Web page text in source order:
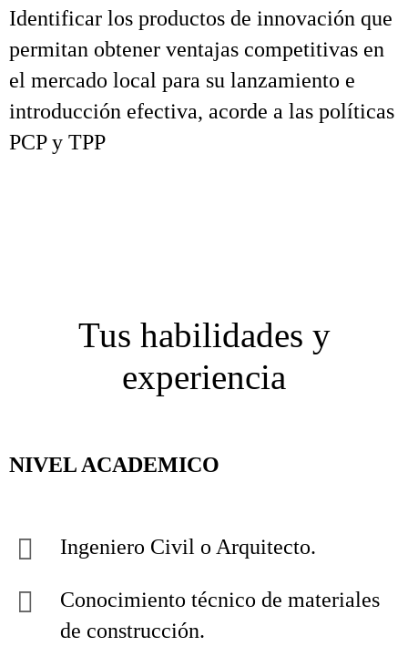
Identificar los productos de innovación que
permitan obtener ventajas competitivas en
el mercado local para su lanzamiento e
introducción efectiva, acorde a las políticas
PCP y TPP
Tus habilidades y
experiencia
NIVEL ACADEMICO
Ingeniero Civil o Arquitecto.
Conocimiento técnico de materiales
de construcción.